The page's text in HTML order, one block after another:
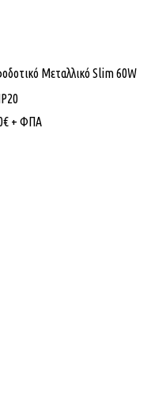
Μεταλλικό Slim 60W
€ + ΦΠΑ